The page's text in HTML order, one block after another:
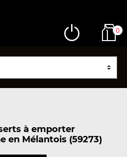
0
à emporter
en Mélantois (59273)